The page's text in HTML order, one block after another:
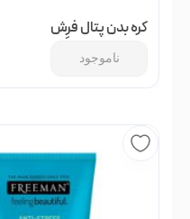
کره بدن پتال فرِش
ناموجود